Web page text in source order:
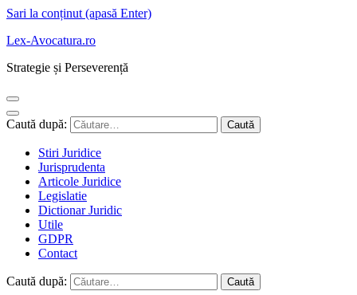
Sari la conținut (apasă Enter)
Lex-Avocatura.ro
Strategie și Perseverență
Caută după:
Stiri Juridice
Jurisprudenta
Articole Juridice
Legislatie
Dictionar Juridic
Utile
GDPR
Contact
Caută după: